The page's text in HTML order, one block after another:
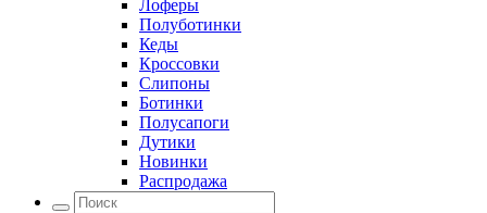
Лоферы
Полуботинки
Кеды
Кроссовки
Слипоны
Ботинки
Полусапоги
Дутики
Новинки
Распродажа